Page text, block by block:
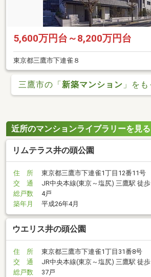
5,600万円台～8,200万円台
東京都三鷹市下連雀８
三鷹市の「新築マンション 」を
近所のマンションライブラリーを見る
リムテラス井の頭公園
住 所
東京都三鷹市下連雀1丁目12番11号
交 通
JR中央本線(東京～塩尻) 三鷹駅 徒
総戸数
4戸
築年月
平成26年4月
ウエリス井の頭公園
住 所
東京都三鷹市下連雀1丁目31番8号
交 通
JR中央本線(東京～塩尻) 三鷹駅 徒
総戸数
37戸